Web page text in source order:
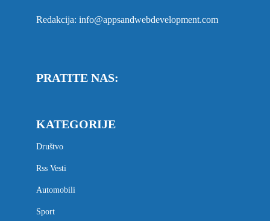
Redakcija: info@appsandwebdevelopment.com
PRATITE NAS:
KATEGORIJE
Društvo
Rss Vesti
Automobili
Sport